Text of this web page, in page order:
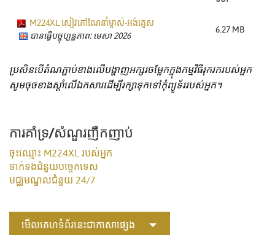
M224XL សៀវភៅណែនាំម្ចាស់-អង់គ្លេស
បានធ្វើបច្ចុប្បន្នភាព: មេសា 2026
6.27 MB
ប្រសិនបើតំណភ្ជាប់ខាងលើបង្ហាញអក្សរចម្លែកក្នុងកម្មវិធីរុករករបស់អ្នក
សូមចុចខាងស្តាំលើឯកសារដើម្បីរក្សាទុកទៅកុំព្យូទ័ររបស់អ្នក។
ការគាំទ្រ/សំណួរញឹកញាប់
ចុះឈ្មោះ M224XL របស់អ្នក
ទាក់ទងជំនួយបច្ចេកទេស
មជ្ឈមណ្ឌលជំនួយ 24/7
មើលគេហទំព័រនេះជាភាសាផ្សេង